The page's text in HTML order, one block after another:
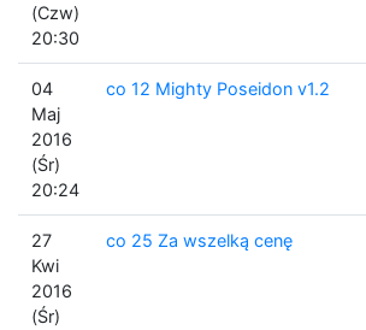
(Czw)
20:30
04
Maj
2016
(Śr)
20:24
co 12 Mighty Poseidon v1.2
27
Kwi
2016
(Śr)
co 25 Za wszelką cenę